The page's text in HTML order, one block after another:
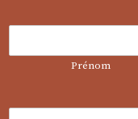
Prénom